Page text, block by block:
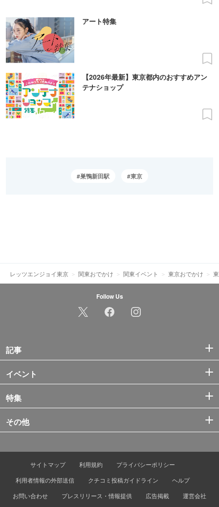
アート特集
【2026年最新】東京都内のおすすめアン
テナショップ
巣鴨新田駅 東京
レッツエンジョイ東京 関東おでかけ 関東イベント 東京おでかけ
Follow Us
記事
イベント
特集
その他
サイトマップ 利用規約
プライバシーポリシー
利用者情報の外部送信
クチコミ投稿ガイドライン
ヘルプ
お問い合わせ
プレスリリース・情報提供 広告掲載 運営会社